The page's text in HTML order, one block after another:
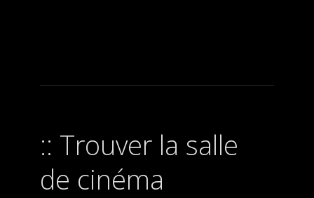
Trouver la salle
de cinéma